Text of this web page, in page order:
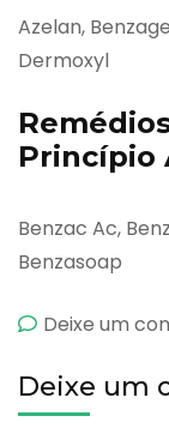
Azelan,
Dermoxyl
Princípio
Benzac Ac,
Benzasoap
Deixe um
Deixe um